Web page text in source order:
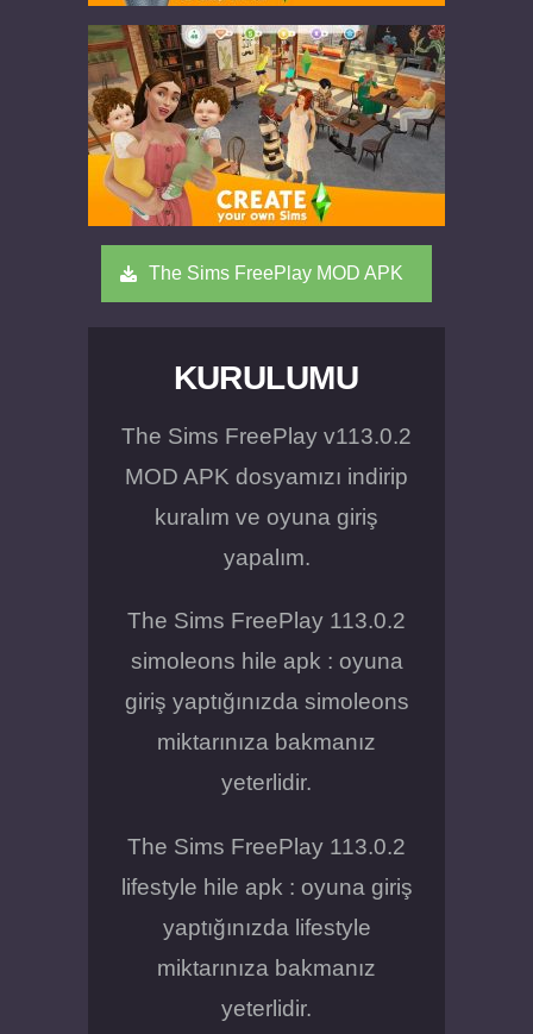
The Sims FreePlay MOD APK
KURULUMU
The Sims FreePlay v113.0.2
MOD APK dosyamızı indirip
kuralım ve oyuna giriş
yapalım.
The Sims FreePlay 113.0.2
simoleons hile apk : oyuna
giriş yaptığınızda simoleons
miktarınıza bakmanız
yeterlidir.
The Sims FreePlay 113.0.2
lifestyle hile apk : oyuna giriş
yaptığınızda lifestyle
miktarınıza bakmanız
yeterlidir.